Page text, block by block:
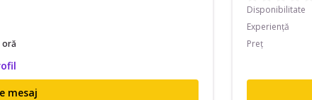
oră
mesaj
Disponibilitate
Experiență
Preț